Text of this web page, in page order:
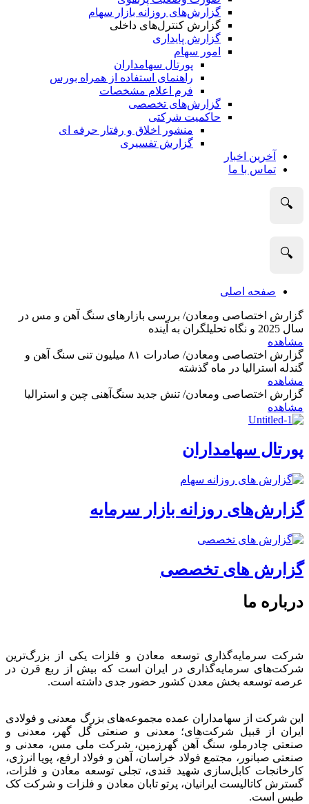
گزارش‌های روزانه بازار سهام
گزارش کنترل‌های داخلی
گزارش پایداری
امور سهام
پورتال سهامداران
راهنمای استفاده از همراه بورس
فرم اعلام مشخصات
گزارش‌های تخصصی
حاکمیت شرکتی
منشور اخلاق و رفتار حرفه­ ای
گزارش تفسیری
آخرین اخبار
تماس با ما
🔍
🔍
صفحه اصلی
گزارش اختصاصی ومعادن/ بررسی بازارهای سنگ آهن و مس در
سال 2025 و نگاه تحلیلگران به آینده
مشاهده
گزارش اختصاصی ومعادن/ صادرات ۸۱ میلیون تنی سنگ آهن و
گندله استرالیا در ماه گذشته
مشاهده
گزارش اختصاصی ومعادن/ تنش جدید سنگ‌آهنی چین و استرالیا
مشاهده
پورتال سهامداران
گزارش‌های روزانه بازار سرمایه
گزارش های تخصصی
درباره ما
شرکت سرمایه‌گذاری توسعه معادن و فلزات یکی از بزرگ‌ترین
شرکت‌های سرمایه‌گذاری در ایران است که بیش از ربع قرن در
عرصه توسعه بخش معدن کشور حضور جدی داشته است.
این شرکت از سهامداران عمده مجموعه‌های بزرگ معدنی و فولادی
ایران از قبیل شرکت‌های؛ معدنی و صنعتی گل گهر، معدنی و
صنعتی چادرملو، سنگ آهن گهرزمین، شرکت ملی مس، معدنی و
صنعتی صبانور، مجتمع فولاد خراسان، آهن و فولاد ارفع، پویا انرژی،
کارخانجات کابل‌سازی شهید قندی، تجلی توسعه معادن و فلزات،
گسترش کاتالیست ایرانیان، پرتو تابان معادن و فلزات و شرکت کک
طبس است.